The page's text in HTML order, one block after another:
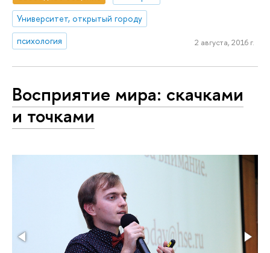
Университет, открытый городу
психология
2 августа, 2016 г.
Восприятие мира: скачками
и точками